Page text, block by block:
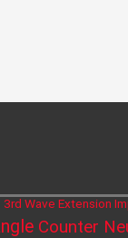
3rd Wave Extension
Counter